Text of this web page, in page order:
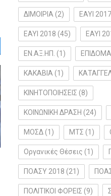
ΔΙΜΟΙΡΙΑ (2) ΕΑΥΙ 2017
ΕΑΥΙ 2018 (45) ΕΑΥΙ
ΕΝ.ΑΞ.ΗΠ. (1)
ΚΑΚΑΒΙΑ (1)
ΚΙΝΗΤΟΠΟΙΗΣΕΙΣ (8)
ΚΟΙΝΩΝΙΚΗ ΔΡΑΣΗ (24)
ΜΟΣΔ (1) ΜΤΣ (1)
Οργανικές Θέσεις (1)
ΠΟΑΣΥ 2018 (21)
ΠΟΛΙΤΙΚΟΙ ΦΟΡΕΙΣ (9)